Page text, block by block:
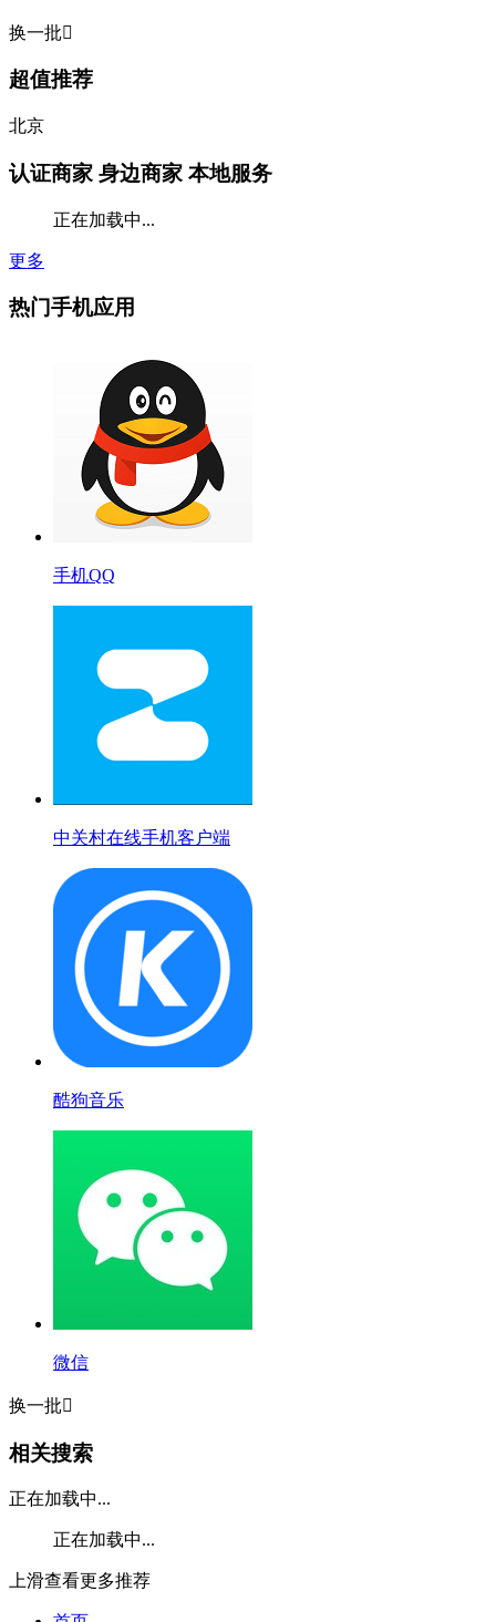
换一批
超值推荐
北京
认证商家 身边商家 本地服务
正在加载中...
更多
热门手机应用
手机QQ
中关村在线手机客户端
酷狗音乐
微信
换一批
相关搜索
正在加载中...
正在加载中...
上滑查看更多推荐